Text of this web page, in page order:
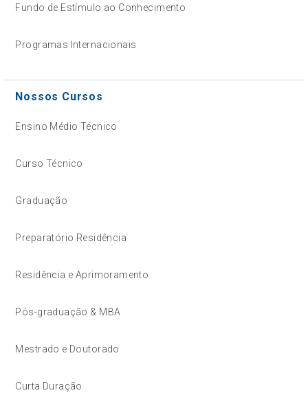
Fundo de Estímulo ao Conhecimento
Programas Internacionais
Nossos Cursos
Ensino Médio Técnico
Curso Técnico
Graduação
Preparatório Residência
Residência e Aprimoramento
Pós-graduação & MBA
Mestrado e Doutorado
Curta Duração